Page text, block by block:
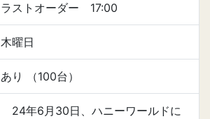
ラストオーダー 17:00
木曜日
あり （100台）
24年6月30日、ハニーワールドに